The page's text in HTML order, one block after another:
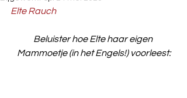
Elte Rauch
Beluister hoe Elte haar eigen
Mammoetje (in het Engels!) voorleest: